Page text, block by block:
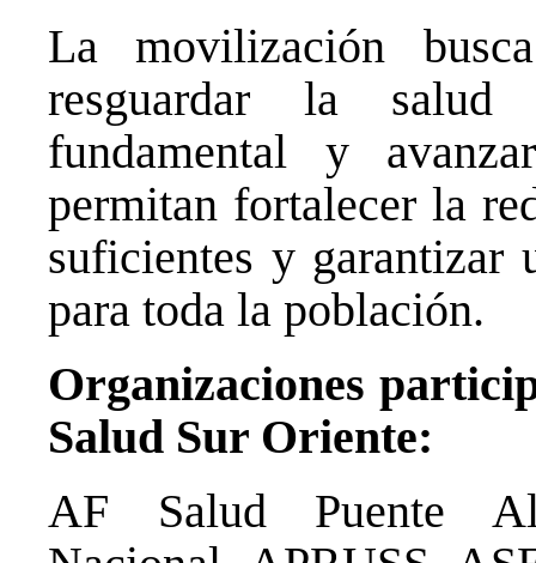
La movilización
resguardar la
fundamental y
permitan fortalecer la
suficientes y garantizar
para toda la población.
Organizaciones
Salud Sur Oriente:
AF Salud Puente